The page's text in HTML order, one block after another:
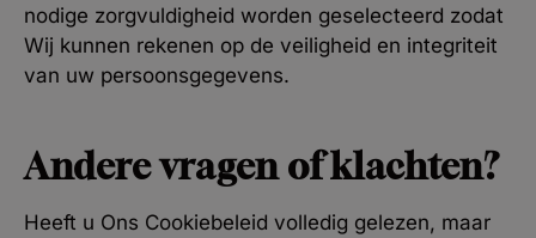
nodige zorgvuldigheid worden geselecteerd zodat
Wij kunnen rekenen op de veiligheid en integriteit
van uw persoonsgegevens.
Andere vragen of klachten?
Heeft u Ons Cookiebeleid volledig gelezen, maar